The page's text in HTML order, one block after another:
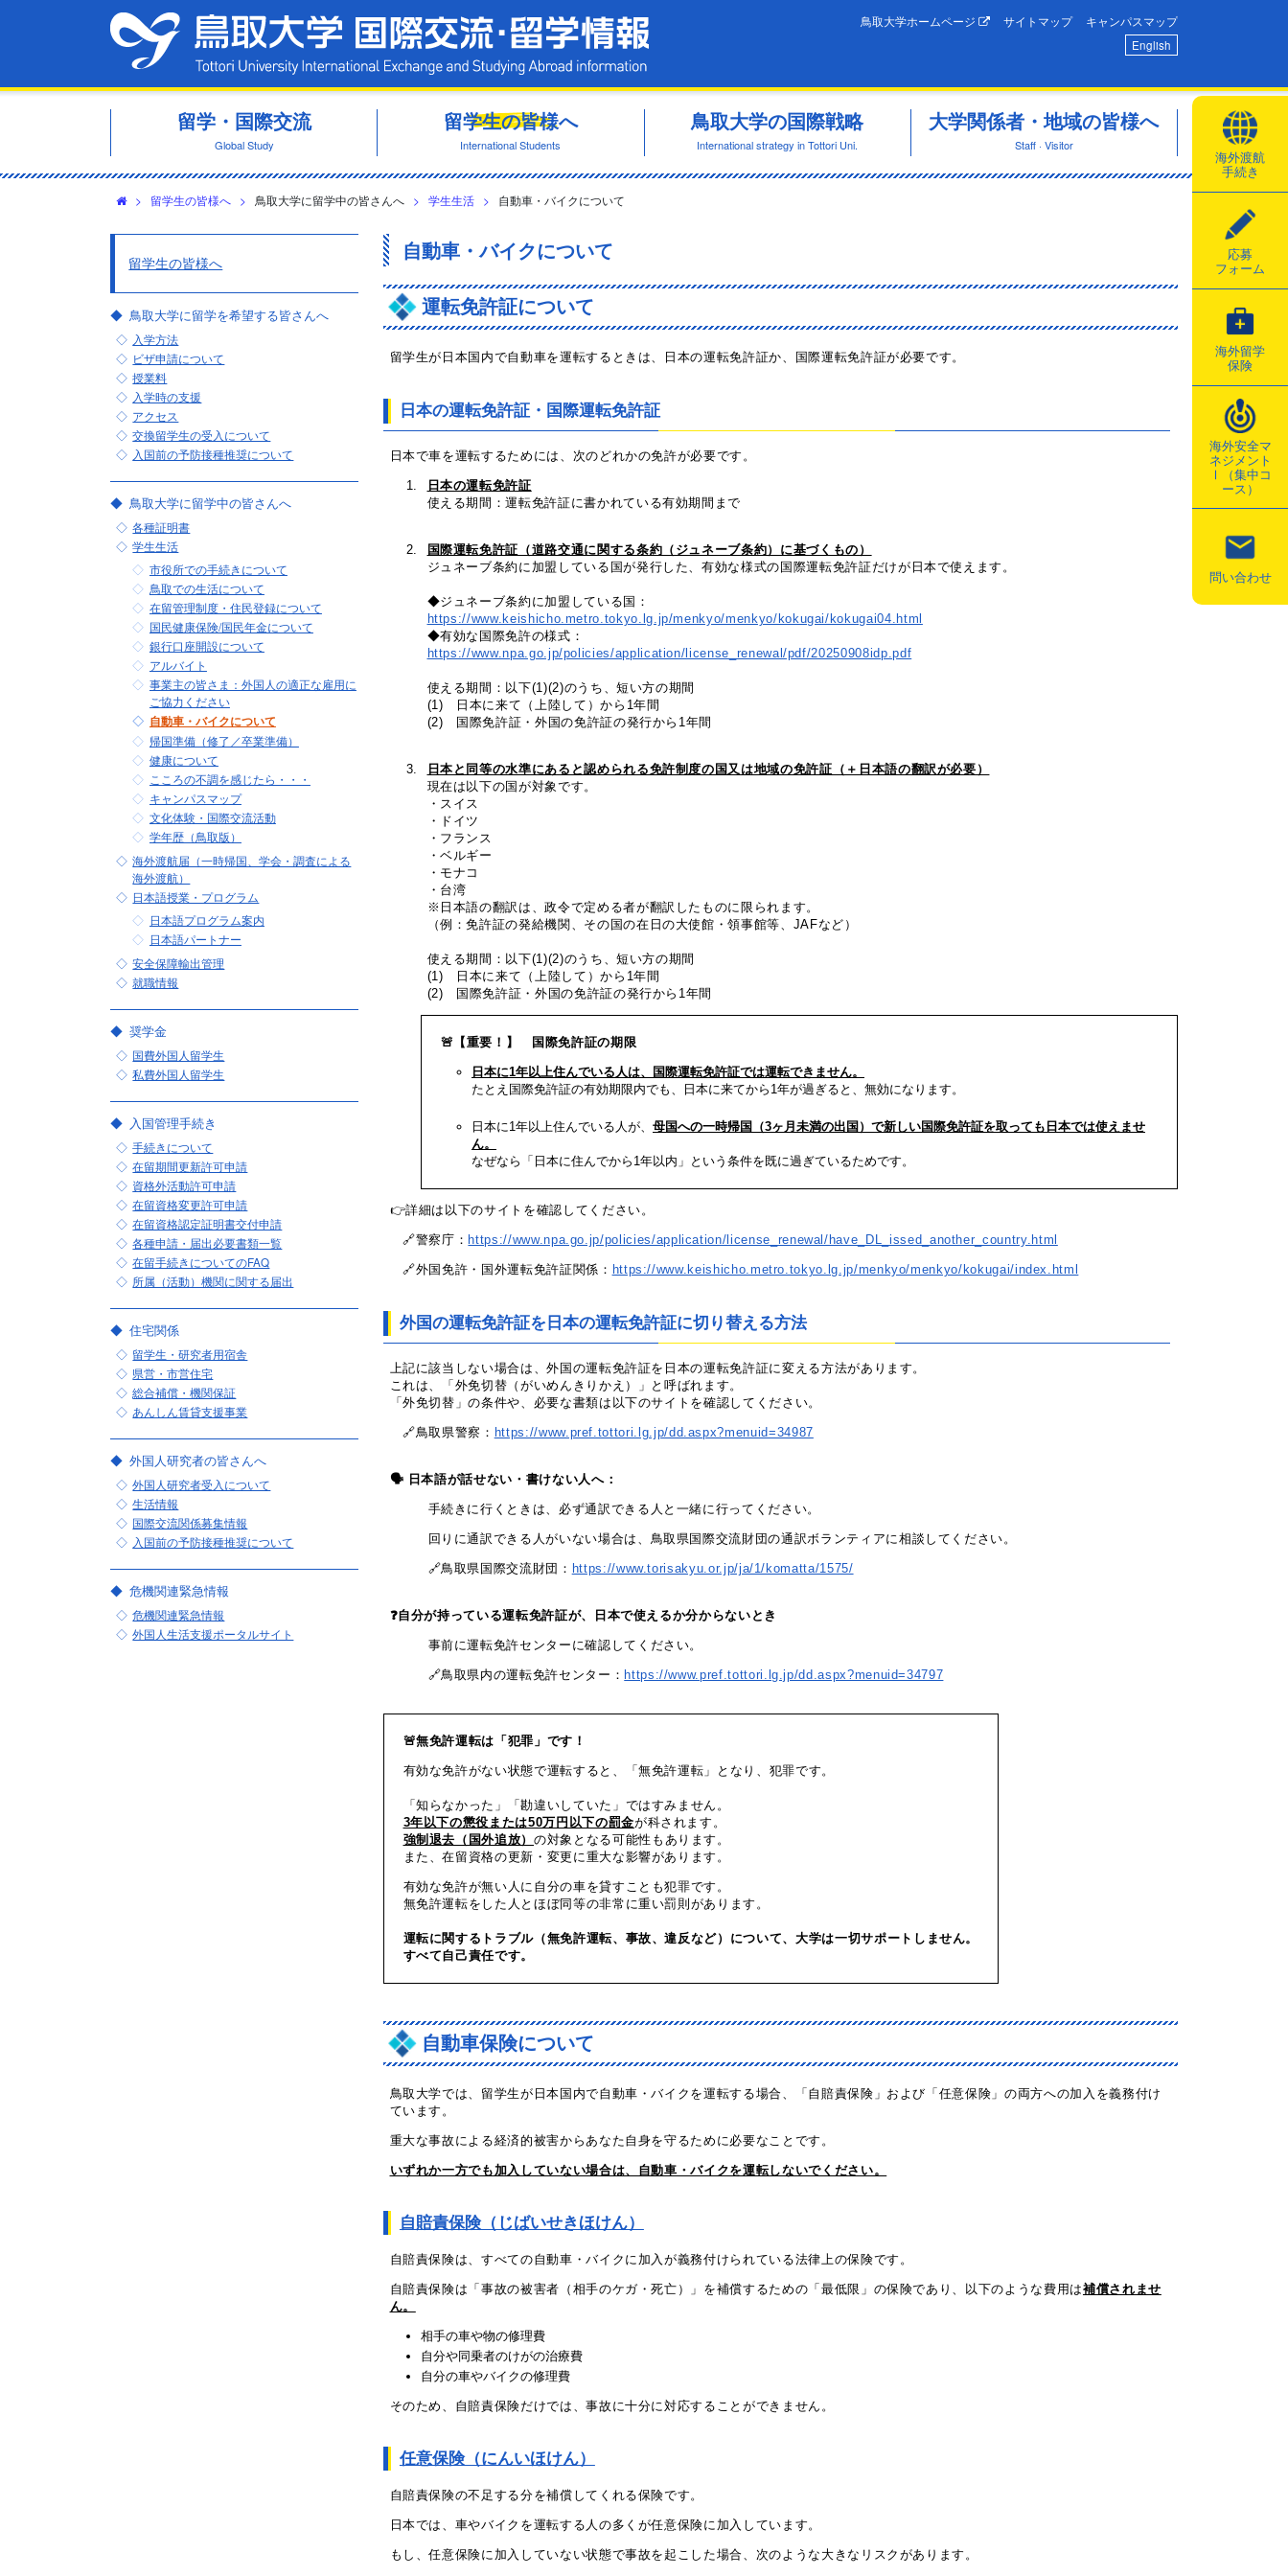
鳥取大学ホームページ サイトマップ
キャンパスマップ
English
海外渡航
手続き
応募
フォーム
海外留学
保険
海外安全マ
ネジメント
Ⅰ（集中コ
ース）
問い合わせ
留学・国際交流
Global Study
留学生の皆様へ
International Students
鳥取大学の国際戦略
International strategy in Tottori Uni.
大学関係者・地域の皆様へ
Staff · Visitor
> 留学生の皆様へ > 鳥取大学に留学中の皆さんへ > 学生生活 > 自動車・バイクについて
自動車・バイクについて
運転免許証について
留学生が日本国内で自動車を運転するときは、日本の運転免許証か、国際運転免許証が必要です。
日本の運転免許証・国際運転免許証
日本で車を運転するためには、次のどれかの免許が必要です。
日本の運転免許証
使える期間：運転免許証に書かれている有効期間まで
国際運転免許証（道路交通に関する条約（ジュネーブ条約）に基づくもの）
ジュネーブ条約に加盟している国が発行した、有効な様式の国際運転免許証だけが日本で使えます。
◆ジュネーブ条約に加盟している国：
https://www.keishicho.metro.tokyo.lg.jp/menkyo/menkyo/kokugai/kokugai04.html
◆有効な国際免許の様式：
https://www.npa.go.jp/policies/application/license_renewal/pdf/20250908idp.pdf
使える期間：以下(1)(2)のうち、短い方の期間
(1) 日本に来て（上陸して）から1年間
(2) 国際免許証・外国の免許証の発行から1年間
日本と同等の水準にあると認められる免許制度の国又は地域の免許証（＋日本語の翻訳が必要）
現在は以下の国が対象です。
・スイス
・ドイツ
・フランス
・ベルギー
・モナコ
・台湾
※日本語の翻訳は、政令で定める者が翻訳したものに限られます。
（例：免許証の発給機関、その国の在日の大使館・領事館等、JAFなど）
使える期間：以下(1)(2)のうち、短い方の期間
(1) 日本に来て（上陸して）から1年間
(2) 国際免許証・外国の免許証の発行から1年間
🚨【重要！】 国際免許証の期限
日本に1年以上住んでいる人は、国際運転免許証では運転できません。
たとえ国際免許証の有効期限内でも、日本に来てから1年が過ぎると、無効になります。
日本に1年以上住んでいる人が、 母国への一時帰国（3ヶ月未満の出国）で新しい国際免許証を取っても日本では使えませ
ん。
なぜなら「日本に住んでから1年以内」という条件を既に過ぎているためです。
👉詳細は以下のサイトを確認してください。
🔗警察庁： https://www.npa.go.jp/policies/application/license_renewal/have_DL_issed_another_country.html
🔗外国免許・国外運転免許証関係： https://www.keishicho.metro.tokyo.lg.jp/menkyo/menkyo/kokugai/index.html
外国の運転免許証を日本の運転免許証に切り替える方法
上記に該当しない場合は、外国の運転免許証を日本の運転免許証に変える方法があります。
これは、「外免切替（がいめんきりかえ）」と呼ばれます。
「外免切替」の条件や、必要な書類は以下のサイトを確認してください。
🔗鳥取県警察： https://www.pref.tottori.lg.jp/dd.aspx?menuid=34987
🗣️ 日本語が話せない・書けない人へ：
手続きに行くときは、必ず通訳できる人と一緒に行ってください。
回りに通訳できる人がいない場合は、鳥取県国際交流財団の通訳ボランティアに相談してください。
🔗鳥取県国際交流財団： https://www.torisakyu.or.jp/ja/1/komatta/1575/
❓自分が持っている運転免許証が、日本で使えるか分からないとき
事前に運転免許センターに確認してください。
🔗鳥取県内の運転免許センター： https://www.pref.tottori.lg.jp/dd.aspx?menuid=34797
🚨無免許運転は「犯罪」です！
有効な免許がない状態で運転すると、「無免許運転」となり、犯罪です。
「知らなかった」「勘違いしていた」ではすみません。
3年以下の懲役または50万円以下の罰金が科されます。
強制退去（国外追放） の対象となる可能性もあります。
また、在留資格の更新・変更に重大な影響があります。
有効な免許が無い人に自分の車を貸すことも犯罪です。
無免許運転をした人とほぼ同等の非常に重い罰則があります。
運転に関するトラブル（無免許運転、事故、違反など）について、 大学は一切サポートしません。
すべて自己責任です。
自動車保険について
鳥取大学では、留学生が日本国内で自動車・バイクを運転する場合、「自賠責保険」および「任意保険」の両方への加入を義務付け
ています。
重大な事故による経済的被害からあなた自身を守るために必要なことです。
いずれか一方でも加入していない場合は、自動車・バイクを運転しないでください。
自賠責保険（じばいせきほけん）
自賠責保険は、すべての自動車・バイクに加入が義務付けられている法律上の保険です。
自賠責保険は「事故の被害者（相手のケガ・死亡）」を補償するための「最低限」の保険であり、以下のような費用は補償されませ
ん。
相手の車や物の修理費
自分や同乗者のけがの治療費
自分の車やバイクの修理費
そのため、自賠責保険だけでは、事故に十分に対応することができません。
任意保険（にんいほけん）
自賠責保険の不足する分を補償してくれる保険です。
日本では、車やバイクを運転する人の多くが任意保険に加入しています。
もし、任意保険に加入していない状態で事故を起こした場合、次のような大きなリスクがあります。
留学生の皆様へ
鳥取大学に留学を希望する皆さんへ
入学方法
ビザ申請について
授業料
入学時の支援
アクセス
交換留学生の受入について
入国前の予防接種推奨について
鳥取大学に留学中の皆さんへ
各種証明書
学生生活
市役所での手続きについて
鳥取での生活について
在留管理制度・住民登録について
国民健康保険/国民年金について
銀行口座開設について
アルバイト
事業主の皆さま：外国人の適正な雇用に
ご協力ください
自動車・バイクについて
帰国準備（修了／卒業準備）
健康について
こころの不調を感じたら・・・
キャンパスマップ
文化体験・国際交流活動
学年歴（鳥取版）
海外渡航届（一時帰国、学会・調査による
海外渡航）
日本語授業・プログラム
日本語プログラム案内
日本語パートナー
安全保障輸出管理
就職情報
奨学金
国費外国人留学生
私費外国人留学生
入国管理手続き
手続きについて
在留期間更新許可申請
資格外活動許可申請
在留資格変更許可申請
在留資格認定証明書交付申請
各種申請・届出必要書類一覧
在留手続きについてのFAQ
所属（活動）機関に関する届出
住宅関係
留学生・研究者用宿舎
県営・市営住宅
総合補償・機関保証
あんしん賃貸支援事業
外国人研究者の皆さんへ
外国人研究者受入について
生活情報
国際交流関係募集情報
入国前の予防接種推奨について
危機関連緊急情報
危機関連緊急情報
外国人生活支援ポータルサイト